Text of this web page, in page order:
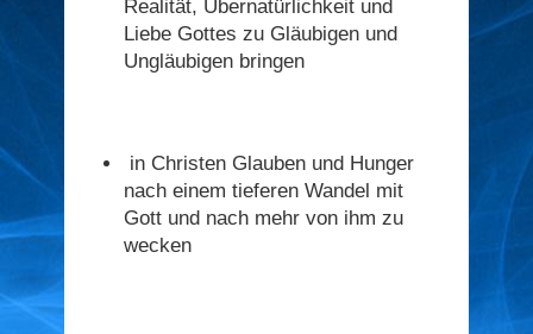
Realität, Übernatürlichkeit und
Liebe Gottes zu Gläubigen und
Ungläubigen bringen
in Christen Glauben und Hunger
nach einem tieferen Wandel mit
Gott und nach mehr von ihm zu
wecken